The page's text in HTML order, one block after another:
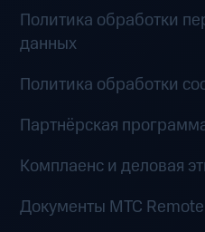
Политика обработки
данных
Политика обработки
Партнёрская
Комплаенс и деловая
Документы MTC